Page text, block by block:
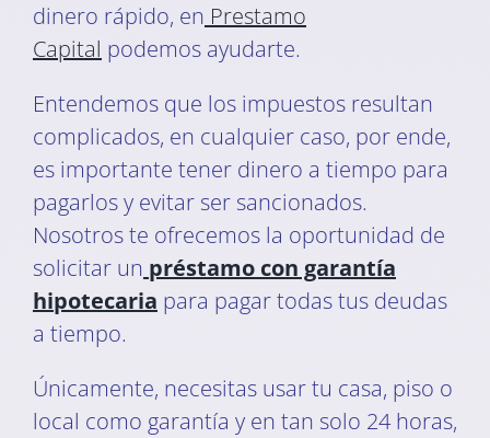
dinero rápido, en Prestamo
Capital podemos ayudarte.
Entendemos que los impuestos resultan
complicados, en cualquier caso, por ende,
es importante tener dinero a tiempo para
pagarlos y evitar ser sancionados.
Nosotros te ofrecemos la oportunidad de
solicitar un préstamo con garantía
hipotecaria para pagar todas tus deudas
a tiempo.
Únicamente, necesitas usar tu casa, piso o
local como garantía y en tan solo 24 horas,